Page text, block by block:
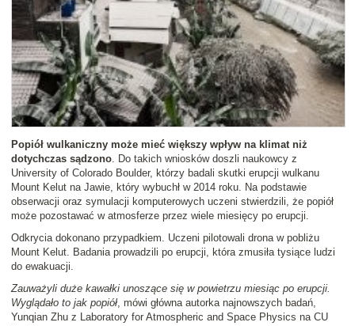
Popiół wulkaniczny może mieć większy wpływ na klimat niż
dotychczas sądzono. Do takich wniosków doszli naukowcy z
University of Colorado Boulder, którzy badali skutki erupcji wulkanu
Mount Kelut na Jawie, który wybuchł w 2014 roku. Na podstawie
obserwacji oraz symulacji komputerowych uczeni stwierdzili, że popiół
może pozostawać w atmosferze przez wiele miesięcy po erupcji.
Odkrycia dokonano przypadkiem. Uczeni pilotowali drona w pobliżu
Mount Kelut. Badania prowadzili po erupcji, która zmusiła tysiące ludzi
do ewakuacji.
Zauważyli duże kawałki unoszące się w powietrzu miesiąc po erupcji.
Wyglądało to jak popiół, mówi główna autorka najnowszych badań,
Yunqian Zhu z Laboratory for Atmospheric and Space Physics na CU